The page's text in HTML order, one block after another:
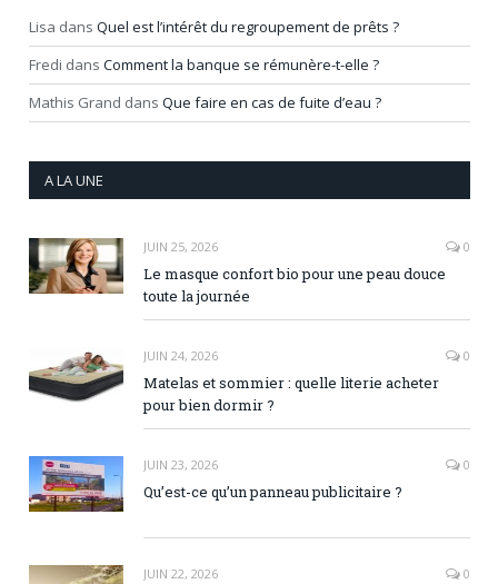
Lisa dans Quel est l’intérêt du regroupement de prêts ?
Fredi dans Comment la banque se rémunère-t-elle ?
Mathis Grand dans Que faire en cas de fuite d’eau ?
A LA UNE
JUIN 25, 2026 0
Le masque confort bio pour une peau douce
toute la journée
JUIN 24, 2026 0
Matelas et sommier : quelle literie acheter
pour bien dormir ?
JUIN 23, 2026 0
Qu’est-ce qu’un panneau publicitaire ?
JUIN 22, 2026 0